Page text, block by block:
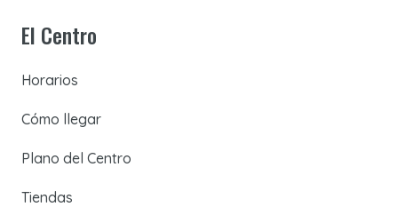
El Centro
Horarios
Cómo llegar
Plano del Centro
Tiendas